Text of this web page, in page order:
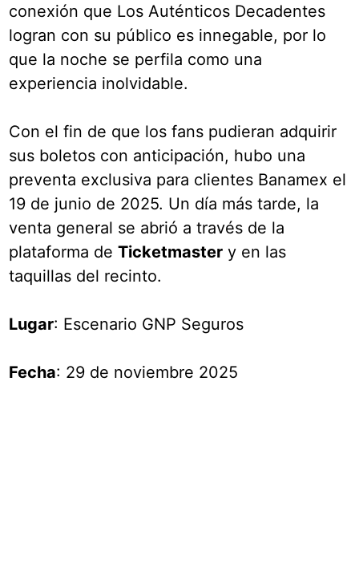
conexión que Los Auténticos Decadentes
logran con su público es innegable, por lo
que la noche se perfila como una
experiencia inolvidable.
Con el fin de que los fans pudieran adquirir
sus boletos con anticipación, hubo una
preventa exclusiva para clientes Banamex el
19 de junio de 2025. Un día más tarde, la
venta general se abrió a través de la
plataforma de Ticketmaster y en las
taquillas del recinto.
Lugar: Escenario GNP Seguros
Fecha: 29 de noviembre 2025